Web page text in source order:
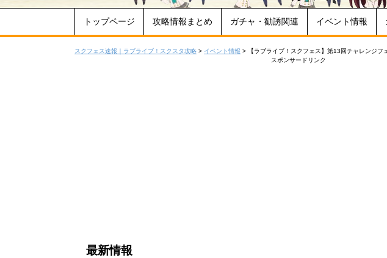
トップページ 攻略情報まとめ ガチャ・勧誘関連 イベント情報
スクフェス速報｜ラブライブ！スクスタ攻略 > イベント情報 >
【ラブライブ！スクフェス】第13回チャレンジ
スポンサードリンク
最新情報